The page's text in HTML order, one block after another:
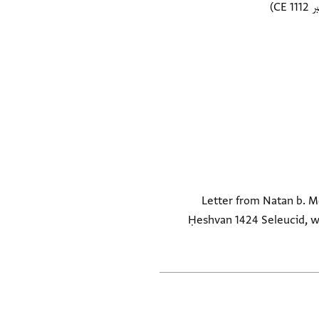
Letter from Natan b.
Ḥeshvan 1424 Seleucid,